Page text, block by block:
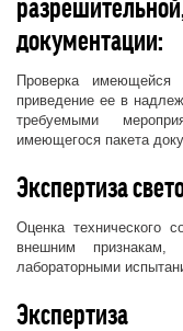
документации:
Проверка имеющейся
приведение ее в
требуемыми
имеющегося пакета
Экспертиза
Оценка технического
внешним признакам,
лабораторными
Экспертиза